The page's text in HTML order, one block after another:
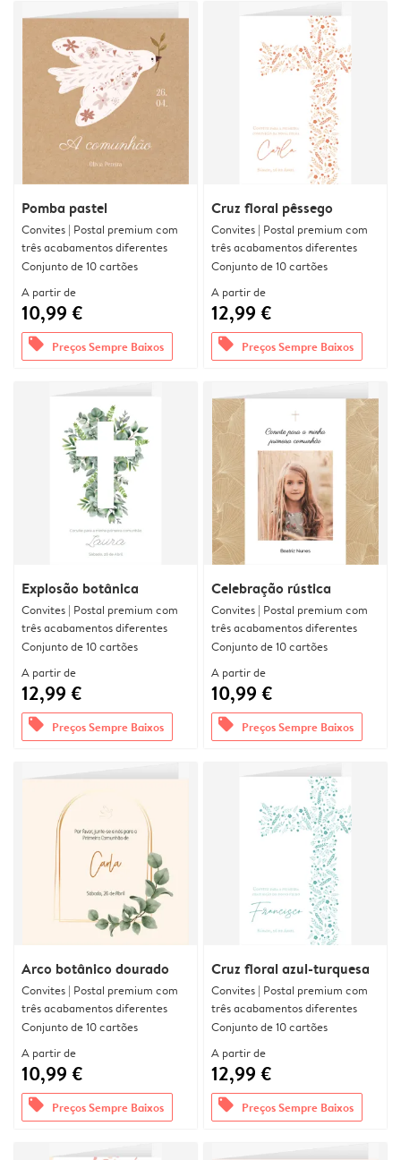
Pomba pastel
Convites | Postal premium com
três acabamentos diferentes
Conjunto de 10 cartões
A partir de
10,99 €
offers Preços Sempre Baixos
Cruz floral pêssego
Convites | Postal premium com
três acabamentos diferentes
Conjunto de 10 cartões
A partir de
12,99 €
offers Preços Sempre Baixos
Explosão botânica
Convites | Postal premium com
três acabamentos diferentes
Conjunto de 10 cartões
A partir de
12,99 €
offers Preços Sempre Baixos
Celebração rústica
Convites | Postal premium com
três acabamentos diferentes
Conjunto de 10 cartões
A partir de
10,99 €
offers Preços Sempre Baixos
Arco botânico dourado
Convites | Postal premium com
três acabamentos diferentes
Conjunto de 10 cartões
A partir de
10,99 €
offers Preços Sempre Baixos
Cruz floral azul-turquesa
Convites | Postal premium com
três acabamentos diferentes
Conjunto de 10 cartões
A partir de
12,99 €
offers Preços Sempre Baixos